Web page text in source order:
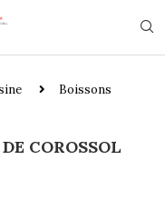
Boissons
COROSSOL